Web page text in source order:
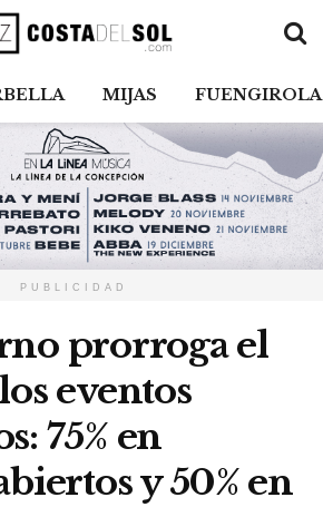
MIJAS FUENGIROLA
PUBLICIDAD
prorroga el
eventos
75% en
y 50% en